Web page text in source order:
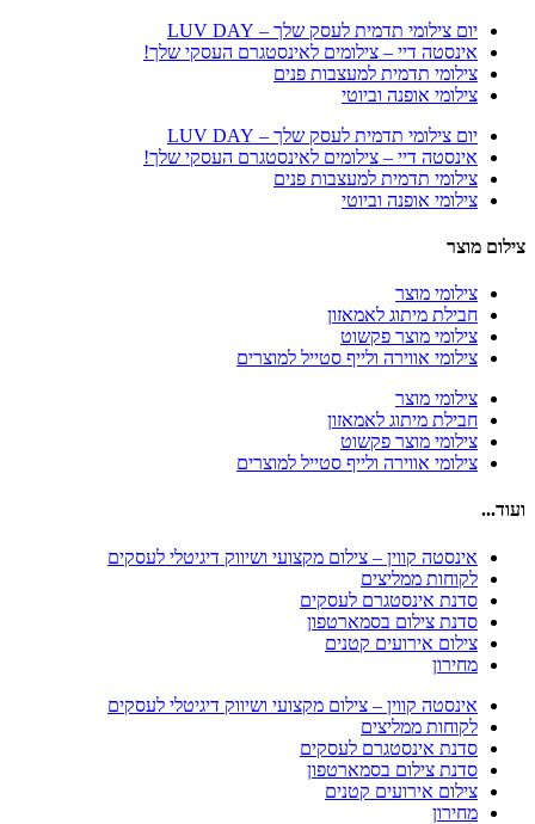
יום צילומי תדמית לעסק שלך – LUV DAY
אינסטה דיי – צילומים לאינסטגרם העסקי שלך!
צילומי תדמית למעצבות פנים
צילומי אופנה וביוטי
יום צילומי תדמית לעסק שלך – LUV DAY
אינסטה דיי – צילומים לאינסטגרם העסקי שלך!
צילומי תדמית למעצבות פנים
צילומי אופנה וביוטי
צילום מוצר
צילומי מוצר
חבילת מיתוג לאמאזון‎
צילומי מוצר פקשוט
צילומי אווירה ולייף סטייל למוצרים
צילומי מוצר
חבילת מיתוג לאמאזון‎
צילומי מוצר פקשוט
צילומי אווירה ולייף סטייל למוצרים
ועוד...
אינסטה קווין – צילום מקצועי ושיווק דיגיטלי לעסקים
לקוחות ממליצים
סדנת אינסטגרם לעסקים
סדנת צילום בסמארטפון
צילום אירועים קטנים
מחירון
אינסטה קווין – צילום מקצועי ושיווק דיגיטלי לעסקים
לקוחות ממליצים
סדנת אינסטגרם לעסקים
סדנת צילום בסמארטפון
צילום אירועים קטנים
מחירון